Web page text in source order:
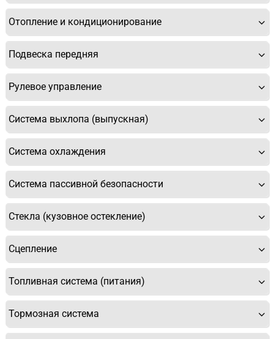
Отопление и кондиционирование
Подвеска передняя
Рулевое управление
Система выхлопа (выпускная)
Система охлаждения
Система пассивной безопасности
Стекла (кузовное остекление)
Сцепление
Топливная система (питания)
Тормозная система